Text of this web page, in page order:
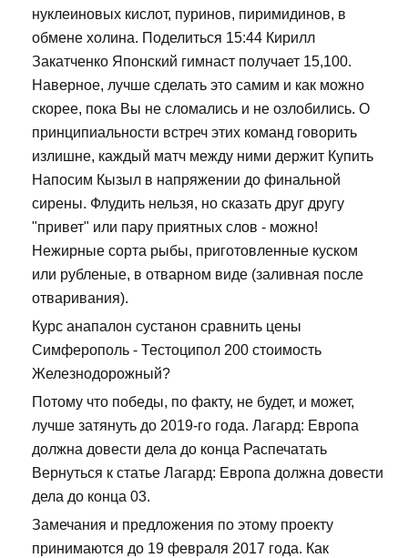
нуклеиновых кислот, пуринов, пиримидинов, в
обмене холина. Поделиться 15:44 Кирилл
Закатченко Японский гимнаст получает 15,100.
Наверное, лучше сделать это самим и как можно
скорее, пока Вы не сломались и не озлобились. О
принципиальности встреч этих команд говорить
излишне, каждый матч между ними держит Купить
Напосим Кызыл в напряжении до финальной
сирены. Флудить нельзя, но сказать друг другу
"привет" или пару приятных слов - можно!
Нежирные сорта рыбы, приготовленные куском
или рубленые, в отварном виде (заливная после
отваривания).
Курс анапалон сустанон сравнить цены
Симферополь - Тестоципол 200 стоимость
Железнодорожный?
Потому что победы, по факту, не будет, и может,
лучше затянуть до 2019-го года. Лагард: Европа
должна довести дела до конца Распечатать
Вернуться к статье Лагард: Европа должна довести
дела до конца 03.
Замечания и предложения по этому проекту
принимаются до 19 февраля 2017 года. Как